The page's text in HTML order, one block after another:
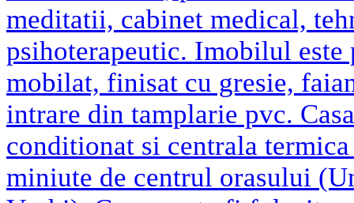
meditatii, cabinet medical,
psihoterapeutic. Imobilul este
mobilat, finisat cu gresie,
intrare din tamplarie pvc.
conditionat si centrala
miniute de centrul orasului